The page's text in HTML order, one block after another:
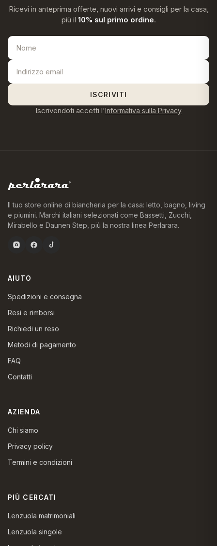
Ricevi in anteprima offerte, nuovi arrivi e consigli per la casa,
più il 10% sul primo ordine.
ISCRIVITI
Iscrivendoti accetti l'Informativa sulla Privacy
Il tuo store online di biancheria per la casa: letto, bagno, living
e piumini. Marchi italiani selezionati come Bassetti, Zucchi,
Mirabello e Daunen Step, più la nostra linea Perlarara.
AIUTO
Spedizioni e consegna
Resi e rimborsi
Richiedi un reso
Metodi di pagamento
FAQ
Contatti
AZIENDA
Chi siamo
Privacy policy
Termini e condizioni
PIÙ CERCATI
Lenzuola matrimoniali
Lenzuola singole